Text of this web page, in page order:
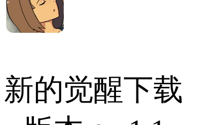
新的觉醒下载